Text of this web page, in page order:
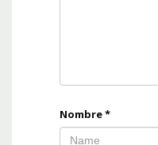
Nombre*